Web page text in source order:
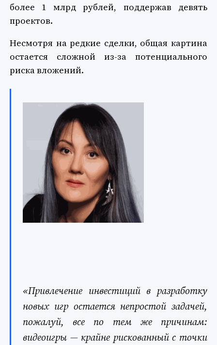
более 1 млрд рублей, поддержав девять
проектов.
Несмотря на редкие сделки, общая картина
остается сложной из-за потенциального
риска вложений.
«Привлечение инвестиций в разработку
новых игр остается непростой задачей,
пожалуй, все по тем же причинам:
видеоигры — крайне рискованный с точки